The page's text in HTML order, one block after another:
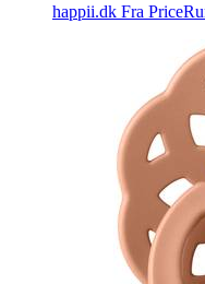
happii.dk Fra